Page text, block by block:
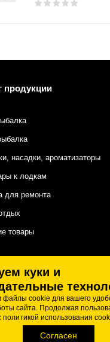
продукции
насадки, ароматизаторы
к лодкам
для ремонта
товары
куки и
файлы cookie для вашего
сайта. Продолжая
политикой использования
Согласен